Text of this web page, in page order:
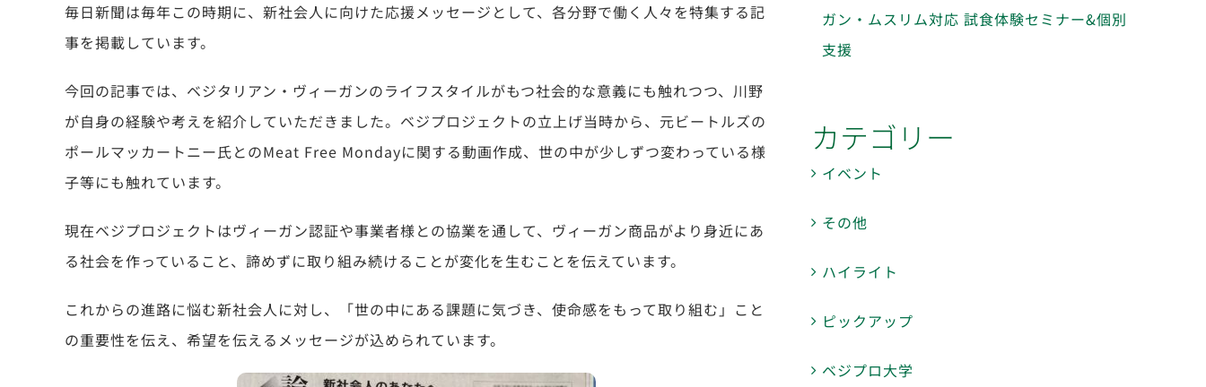
毎日新聞は毎年この時期に、新社会人に向けた応援メッセージとして、各分野で働く人々を特集する記
事を掲載しています。
今回の記事では、ベジタリアン・ヴィーガンのライフスタイルがもつ社会的な意義にも触れつつ、川野
が自身の経験や考えを紹介していただきました。ベジプロジェクトの立上げ当時から、元ビートルズの
ポールマッカートニー氏とのMeat Free Mondayに関する動画作成、世の中が少しずつ変わっている様
子等にも触れています。
現在ベジプロジェクトはヴィーガン認証や事業者様との協業を通して、 ヴィーガン商品がより身近にあ
る社会を作っていること、諦めずに取り組み続けることが変化を生むことを伝えています。
これからの進路に悩む新社会人に対し、
「世の中にある課題に気づき、使命感をもって取り組む」こと
の重要性を伝え、希望を伝える メッセージが込められています。
ガン・ムスリム対応 試食体験セミナー&個別
支援
カテゴリー
イベント
その他
ハイライト
ピックアップ
ベジプロ大学